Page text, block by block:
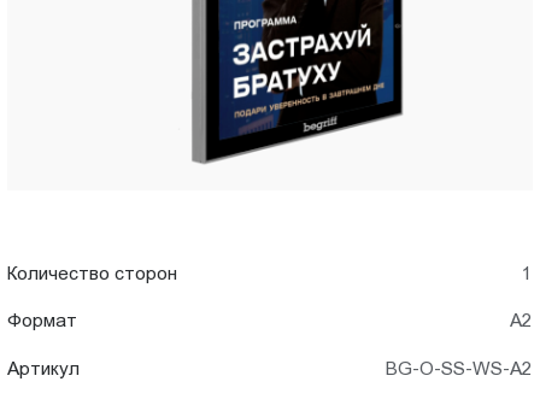
Количество сторон 1
Формат A2
Артикул BG-O-SS-WS-A2